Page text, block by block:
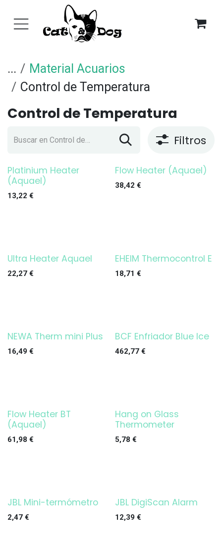
...
Material Acuarios
Control de Temperatura
Control de Temperatura
Filtros
¡OFERTA!
Platinium Heater
(Aquael)
13,22 €
¡OFERTA!
Flow Heater (Aquael)
38,42 €
¡OFERTA!
Ultra Heater Aquael
22,27 € ¡OFERTA!
EHEIM Thermocontrol E
18,71 €
NEWA Therm mini Plus
16,49 €
BCF Enfriador Blue Ice
462,77€
¡OFERTA!
Flow Heater BT
(Aquael)
61,98 €
Hang on Glass
Thermometer
5,78 €
JBL Mini-termómetro
2,47 €
JBL DigiScan Alarm
12,39 €